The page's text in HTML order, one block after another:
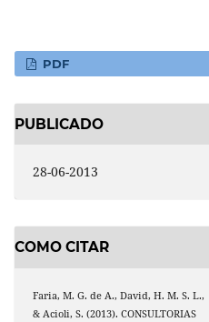
PDF
PUBLICADO
28-06-2013
COMO CITAR
Faria, M. G. de A., David, H. M. S. L.,
& Acioli, S. (2013). CONSULTORIAS